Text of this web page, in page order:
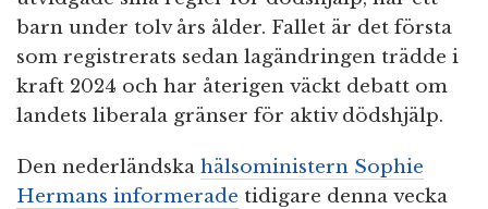
barn under tolv års ålder. Fallet är det första
som registrerats sedan lagändringen trädde i
kraft 2024 och har återigen väckt debatt om
landets liberala gränser för aktiv dödshjälp.
Den nederländska hälsoministern Sophie
Hermans informerade tidigare denna vecka